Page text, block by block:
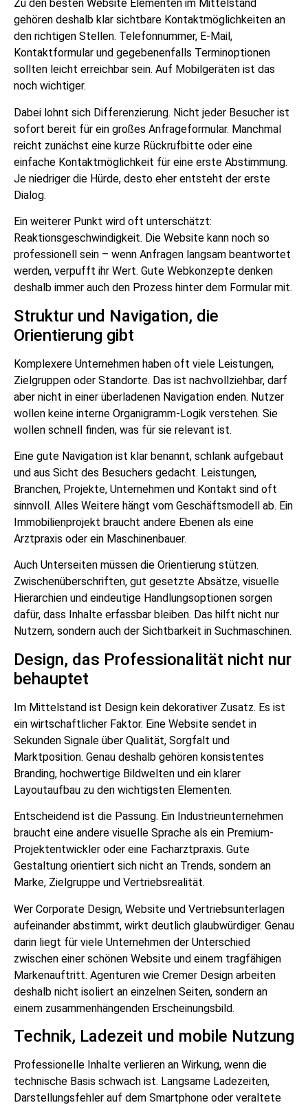
Zu den besten Website Elementen im Mittelstand
gehören deshalb klar sichtbare Kontaktmöglichkeiten an
den richtigen Stellen. Telefonnummer, E-Mail,
Kontaktformular und gegebenenfalls Terminoptionen
sollten leicht erreichbar sein. Auf Mobilgeräten ist das
noch wichtiger.
Dabei lohnt sich Differenzierung. Nicht jeder Besucher ist
sofort bereit für ein großes Anfrageformular. Manchmal
reicht zunächst eine kurze Rückrufbitte oder eine
einfache Kontaktmöglichkeit für eine erste Abstimmung.
Je niedriger die Hürde, desto eher entsteht der erste
Dialog.
Ein weiterer Punkt wird oft unterschätzt:
Reaktionsgeschwindigkeit. Die Website kann noch so
professionell sein – wenn Anfragen langsam beantwortet
werden, verpufft ihr Wert. Gute Webkonzepte denken
deshalb immer auch den Prozess hinter dem Formular mit.
Struktur und Navigation, die
Orientierung gibt
Komplexere Unternehmen haben oft viele Leistungen,
Zielgruppen oder Standorte. Das ist nachvollziehbar, darf
aber nicht in einer überladenen Navigation enden. Nutzer
wollen keine interne Organigramm-Logik verstehen. Sie
wollen schnell finden, was für sie relevant ist.
Eine gute Navigation ist klar benannt, schlank aufgebaut
und aus Sicht des Besuchers gedacht. Leistungen,
Branchen, Projekte, Unternehmen und Kontakt sind oft
sinnvoll. Alles Weitere hängt vom Geschäftsmodell ab. Ein
Immobilienprojekt braucht andere Ebenen als eine
Arztpraxis oder ein Maschinenbauer.
Auch Unterseiten müssen die Orientierung stützen.
Zwischenüberschriften, gut gesetzte Absätze, visuelle
Hierarchien und eindeutige Handlungsoptionen sorgen
dafür, dass Inhalte erfassbar bleiben. Das hilft nicht nur
Nutzern, sondern auch der Sichtbarkeit in Suchmaschinen.
Design, das Professionalität nicht nur
behauptet
Im Mittelstand ist Design kein dekorativer Zusatz. Es ist
ein wirtschaftlicher Faktor. Eine Website sendet in
Sekunden Signale über Qualität, Sorgfalt und
Marktposition. Genau deshalb gehören konsistentes
Branding, hochwertige Bildwelten und ein klarer
Layoutaufbau zu den wichtigsten Elementen.
Entscheidend ist die Passung. Ein Industrieunternehmen
braucht eine andere visuelle Sprache als ein Premium-
Projektentwickler oder eine Facharztpraxis. Gute
Gestaltung orientiert sich nicht an Trends, sondern an
Marke, Zielgruppe und Vertriebsrealität.
Wer Corporate Design, Website und Vertriebsunterlagen
aufeinander abstimmt, wirkt deutlich glaubwürdiger. Genau
darin liegt für viele Unternehmen der Unterschied
zwischen einer schönen Website und einem tragfähigen
Markenauftritt. Agenturen wie Cremer Design arbeiten
deshalb nicht isoliert an einzelnen Seiten, sondern an
einem zusammenhängenden Erscheinungsbild.
Technik, Ladezeit und mobile Nutzung
Professionelle Inhalte verlieren an Wirkung, wenn die
technische Basis schwach ist. Langsame Ladezeiten,
Darstellungsfehler auf dem Smartphone oder veraltete